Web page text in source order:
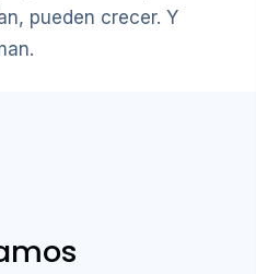
pueden crecer. Y